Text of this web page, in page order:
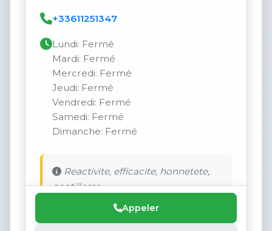
+33611251347
Lundi: Fermé
Mardi: Fermé
Mercredi: Fermé
Jeudi: Fermé
Vendredi: Fermé
Samedi: Fermé
Dimanche: Fermé
Reactivite, efficacite, honnetete,
gentillesse.
Appeler